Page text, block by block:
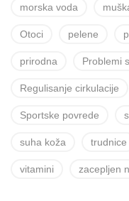
morska voda
Otoci pelene
prirodna Problemi
Regulisanje cirkulacije
Sportske povrede
suha koža trudnice
vitamini zacepljen